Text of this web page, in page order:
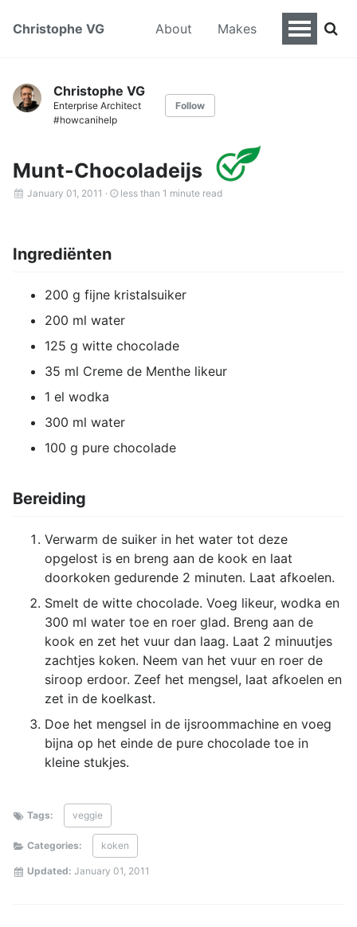
Christophe VG About Makes
Christophe VG
Enterprise Architect
#howcanihelp
Follow
Munt-Chocoladeijs
January 01, 2011 · less than 1 minute read
Ingrediënten
200 g fijne kristalsuiker
200 ml water
125 g witte chocolade
35 ml Creme de Menthe likeur
1 el wodka
300 ml water
100 g pure chocolade
Bereiding
Verwarm de suiker in het water tot deze
opgelost is en breng aan de kook en laat
doorkoken gedurende 2 minuten. Laat afkoelen.
Smelt de witte chocolade. Voeg likeur, wodka en
300 ml water toe en roer glad. Breng aan de
kook en zet het vuur dan laag. Laat 2 minuutjes
zachtjes koken. Neem van het vuur en roer de
siroop erdoor. Zeef het mengsel, laat afkoelen en
zet in de koelkast.
Doe het mengsel in de ijsroommachine en voeg
bijna op het einde de pure chocolade toe in
kleine stukjes.
Tags: veggie
Categories: koken
Updated: January 01, 2011